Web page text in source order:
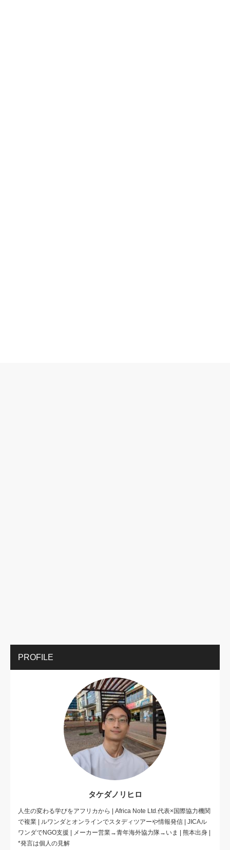
PROFILE
タケダノリヒロ
人生の変わる学びをアフリカから | Africa Note Ltd.代表×国際協力機関
で複業 | ルワンダとオンラインでスタディツアーや情報発信 | JICAル
ワンダでNGO支援 | メーカー営業→青年海外協力隊→いま | 熊本出身 |
*発言は個人の見解